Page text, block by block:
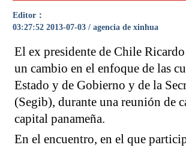
Editor：
03:27:52 2013-07-03 / agencia de xinhua
El ex presidente de Chile
un cambio en el enfoque de las
Estado y de Gobierno y de la
(Segib), durante una reunión de
capital panameña.
En el encuentro, en el que